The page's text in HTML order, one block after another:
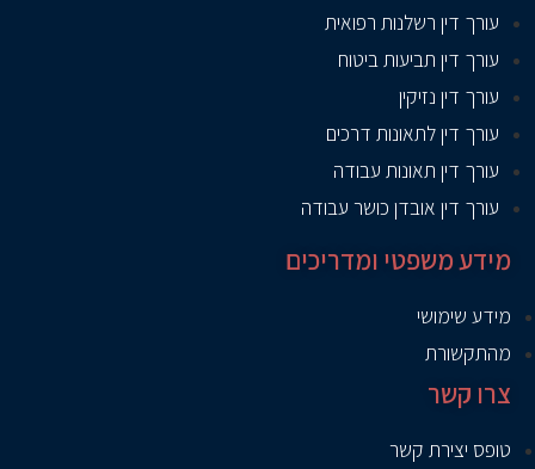
עורך דין רשלנות רפואית
עורך דין תביעות ביטוח
עורך דין נזיקין
עורך דין לתאונות דרכים
עורך דין תאונות עבודה
עורך דין אובדן כושר עבודה
מידע משפטי ומדריכים
מידע שימושי
מהתקשורת
צרו קשר
טופס יצירת קשר